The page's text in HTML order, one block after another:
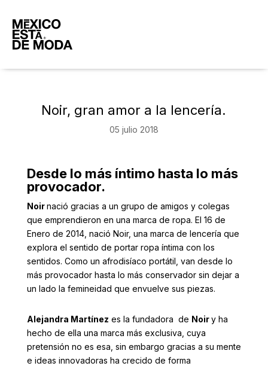
Noir, gran amor a la lencería.
05 julio 2018
Desde lo más íntimo hasta lo más
provocador.
Noirnació gracias a un grupo de amigos y colegas
que emprendieron en una marca de ropa. El 16 de
Enero de 2014, nació Noir, una marca de lencería que
explora el sentido de portar ropa íntima con los
sentidos. Como un afrodisíaco portátil, van desde lo
más provocador hasta lo más conservador sin dejar a
un lado la femineidad que envuelve sus piezas.
Alejandra Martínez es la fundadora de Noiry ha
hecho de ella una marca más exclusiva, cuya
pretensión no es esa, sin embargo gracias a su mente
e ideas innovadoras ha crecido de forma